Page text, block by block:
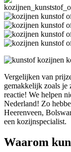
Vergelijken van
gemakkelijk zoals je
reactie! We helpen
Nederland! Zo
Heerenveen,
een kozijnspecialist.
Waarom